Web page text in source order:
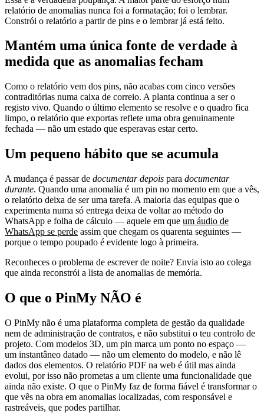
relatório de anomalias nunca foi a formatação; foi o lembrar.
Constrói o relatório a partir de pins e o lembrar já está feito.
Mantém uma única fonte de verdade à
medida que as anomalias fecham
Como o relatório vem dos pins, não acabas com cinco versões
contraditórias numa caixa de correio. A planta continua a ser o
registo vivo. Quando o último elemento se resolve e o quadro fica
limpo, o relatório que exportas reflete uma obra genuinamente
fechada — não um estado que esperavas estar certo.
Um pequeno hábito que se acumula
A mudança é passar de documentar depois para documentar
durante. Quando uma anomalia é um pin no momento em que a vês,
o relatório deixa de ser uma tarefa. A maioria das equipas que o
experimenta numa só entrega deixa de voltar ao método do
WhatsApp e folha de cálculo — aquele em que um áudio de
WhatsApp se perde assim que chegam os quarenta seguintes —
porque o tempo poupado é evidente logo à primeira.
Reconheces o problema de escrever de noite? Envia isto ao colega
que ainda reconstrói a lista de anomalias de memória.
O que o PinMy NÃO é
O PinMy não é uma plataforma completa de gestão da qualidade
nem de administração de contratos, e não substitui o teu controlo de
projeto. Com modelos 3D, um pin marca um ponto no espaço —
um instantâneo datado — não um elemento do modelo, e não lê
dados dos elementos. O relatório PDF na web é útil mas ainda
evolui, por isso não prometas a um cliente uma funcionalidade que
ainda não existe. O que o PinMy faz de forma fiável é transformar o
que vês na obra em anomalias localizadas, com responsável e
rastreáveis, que podes partilhar.